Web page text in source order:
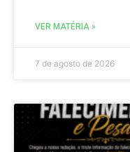
VER MATÉRIA »
7 de agosto de 2026